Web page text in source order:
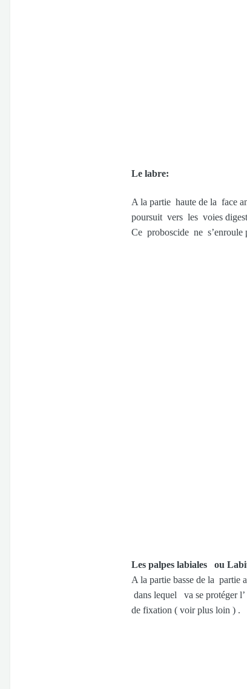
Le labre:
A la partie haute de la face
poursuit vers les voies
Ce proboscide ne s’enroule
Les palpes labiales ou
A la partie basse de la
dans lequel va se protéger
de fixation ( voir plus loin ) .